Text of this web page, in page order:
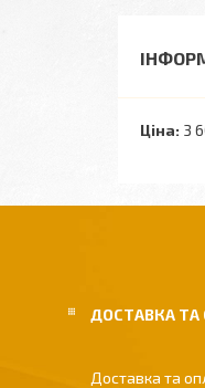
Ціна: 3
ДОСТАВКА ТА
Доставка та